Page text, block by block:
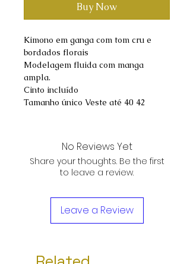
Buy Now
Kimono em ganga com tom cru e
bordados florais
Modelagem fluida com manga
ampla.
Cinto incluído
Tamanho único Veste até 40 42
No Reviews Yet
Share your thoughts. Be the first
to leave a review.
Leave a Review